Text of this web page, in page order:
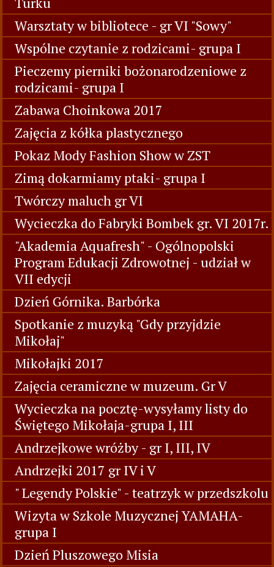
Bożego Narodzenia w naszym mieście
Turku- "Tygryski"
Magia Świąt w Turku
Warsztaty w Miejskim Domu Kultury w
Turku
Warsztaty w bibliotece - gr VI "Sowy"
Wspólne czytanie z rodzicami- grupa I
Pieczemy pierniki bożonarodzeniowe z
rodzicami- grupa I
Zabawa Choinkowa 2017
Zajęcia z kółka plastycznego
Pokaz Mody Fashion Show w ZST
Zimą dokarmiamy ptaki- grupa I
Twórczy maluch gr VI
Wycieczka do Fabryki Bombek gr. VI 2017r.
"Akademia Aquafresh" - Ogólnopolski
Program Edukacji Zdrowotnej - udział w
VII edycji
Dzień Górnika. Barbórka
Spotkanie z muzyką "Gdy przyjdzie
Mikołaj"
Mikołajki 2017
Zajęcia ceramiczne w muzeum. Gr V
Wycieczka na pocztę-wysyłamy listy do
Świętego Mikołaja-grupa I, III
Andrzejkowe wróżby - gr I, III, IV
Andrzejki 2017 gr IV i V